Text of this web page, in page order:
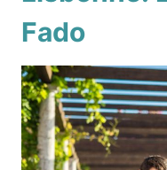
Fado